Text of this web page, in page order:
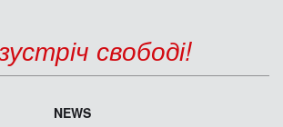
свободі!
NEWS